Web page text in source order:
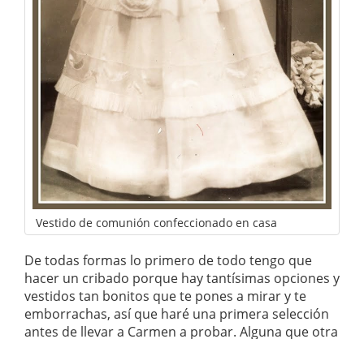
Vestido de comunión confeccionado en casa
De todas formas lo primero de todo tengo que
hacer un cribado porque hay tantísimas opciones y
vestidos tan bonitos que te pones a mirar y te
emborrachas, así que haré una primera selección
antes de llevar a Carmen a probar. Alguna que otra